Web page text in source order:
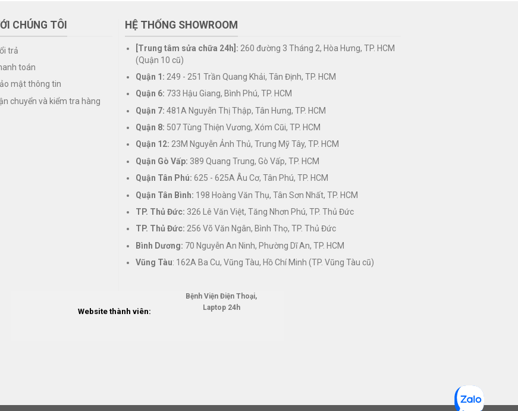
CHÚNG TÔI
trả
toán
mật thông tin
chuyển và kiểm tra hàng
HỆ THỐNG SHOWROOM
[Trung tâm sửa chữa 24h]: 260 đường 3 Tháng 2, Hòa Hưng, TP. HCM
(Quận 10 cũ)
Quận 1: 249 - 251 Trần Quang Khải, Tân Định, TP. HCM
Quận 6: 733 Hậu Giang, Bình Phú, TP. HCM
Quận 7: 481A Nguyễn Thị Thập, Tân Hưng, TP. HCM
Quận 8: 507 Tùng Thiện Vương, Xóm Cũi, TP. HCM
Quận 12: 23M Nguyễn Ảnh Thủ, Trung Mỹ Tây, TP. HCM
Quận Gò Vấp: 389 Quang Trung, Gò Vấp, TP. HCM
Quận Tân Phú: 625 - 625A Âu Cơ, Tân Phú, TP. HCM
Quận Tân Bình: 198 Hoàng Văn Thụ, Tân Sơn Nhất, TP. HCM
TP. Thủ Đức: 326 Lê Văn Việt, Tăng Nhơn Phú, TP. Thủ Đức
TP. Thủ Đức: 256 Võ Văn Ngân, Bình Thọ, TP. Thủ Đức
Bình Dương: 70 Nguyễn An Ninh, Phường Dĩ An, TP. HCM
Vũng Tàu: 162A Ba Cu, Vũng Tàu, Hồ Chí Minh (TP. Vũng Tàu cũ)
Website thành viên:
Bệnh Viện Điện Thoại,
Laptop 24h